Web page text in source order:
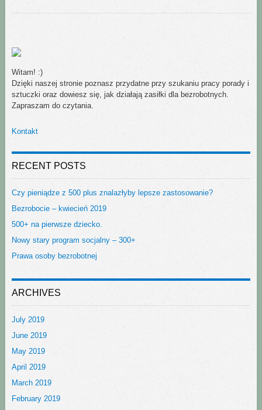
Witam! :)
Dzięki naszej stronie poznasz przydatne przy szukaniu pracy porady i
sztuczki oraz dowiesz się, jak działają zasiłki dla bezrobotnych.
Zapraszam do czytania.
Kontakt
RECENT POSTS
Czy pieniądze z 500 plus znalazłyby lepsze zastosowanie?
Bezrobocie – kwiecień 2019
500+ na pierwsze dziecko.
Nowy stary program socjalny – 300+
Prawa osoby bezrobotnej
ARCHIVES
July 2019
June 2019
May 2019
April 2019
March 2019
February 2019